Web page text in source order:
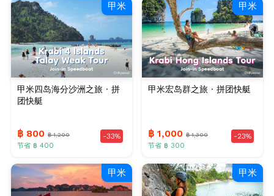
甲米
甲米四岛海分沙洲之旅 · 拼
团快艇
฿ 800 ฿ 1,200
节省 ฿ 400
-33%
甲米
甲米宏岛群之旅 · 拼团快艇
฿ 1,000 ฿ 1,300
节省 ฿ 300
-23%
甲米 甲米